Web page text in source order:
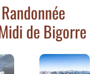
de Bigorre